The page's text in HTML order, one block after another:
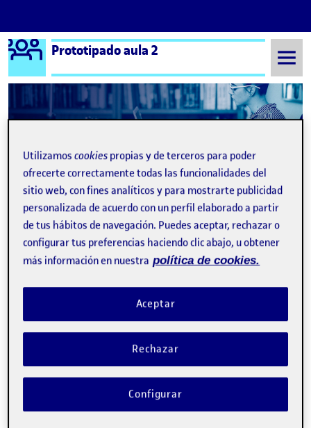
Saltar al contenido
Logo Ágora
Prototipado aula 2
02 Diseño y
sistematización de una
interfaz gráfica (proyecto
1/2) (30%)
PEC 2. DISEÑO Y SISTEMATIZACIÓN DE UNA INTERFAZ
María Hernández López
Visibilidad:
Pública-Fecha de publicación
9 May 202310 mayo, 2023 1:23 am
-comentarioen PEC 2. DISEÑO Y
Utilizamoscookies propias y de terceros para poder
ofrecerte correctamente todas las funcionalidades del
sitio web, con fines analíticos y para mostrarte publicidad
personalizada de acuerdo con un perfil elaborado a partir
de tus hábitos de navegación. Puedes aceptar, rechazar o
configurar tus preferencias haciendo clic abajo, u obtener
más información en nuestra política de cookies.
Rechazar
Aceptar
Configurar